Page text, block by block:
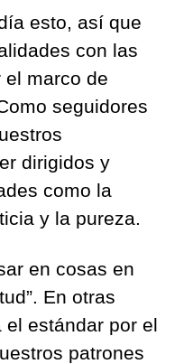
esto, así que
con las
marco de
seguidores
dirigidos y
como la
y la pureza.
en cosas en
En otras
el estándar por el
patrones